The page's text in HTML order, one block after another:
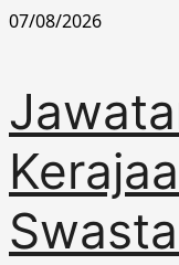
Skip
07/08/2026